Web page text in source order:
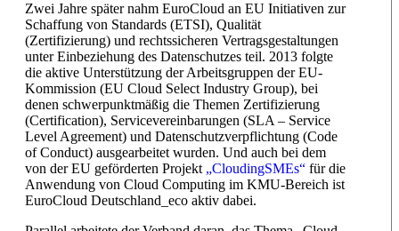
Zwei Jahre später nahm EuroCloud an EU Initiativen zur
Schaffung von Standards (ETSI), Qualität
(Zertifizierung) und rechtssicheren Vertragsgestaltungen
unter Einbeziehung des Datenschutzes teil. 2013 folgte
die aktive Unterstützung der Arbeitsgruppen der EU-
Kommission (EU Cloud Select Industry Group), bei
denen schwerpunktmäßig die Themen Zertifizierung
(Certification), Servicevereinbarungen (SLA – Service
Level Agreement) und Datenschutzverpflichtung (Code
of Conduct) ausgearbeitet wurden. Und auch bei dem
von der EU geförderten Projekt „CloudingSMEs“ für die
Anwendung von Cloud Computing im KMU-Bereich ist
EuroCloud Deutschland_eco aktiv dabei.